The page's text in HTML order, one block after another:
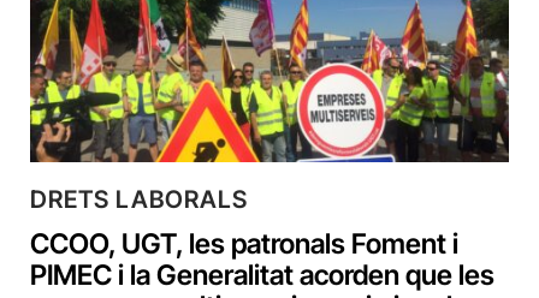
DRETS LABORALS
CCOO, UGT, les patronals Foment i
PIMEC i la Generalitat acorden que les